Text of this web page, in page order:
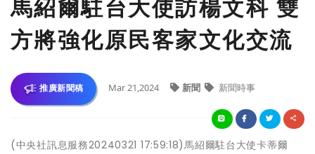
馬紹爾駐台大使訪楊文科 雙
方將強化原民客家文化交流
推廣新聞稿 Mar 21,2024 新聞 新聞時事
(中央社訊息服務20240321 17:59:18)馬紹爾駐台大使卡蒂爾